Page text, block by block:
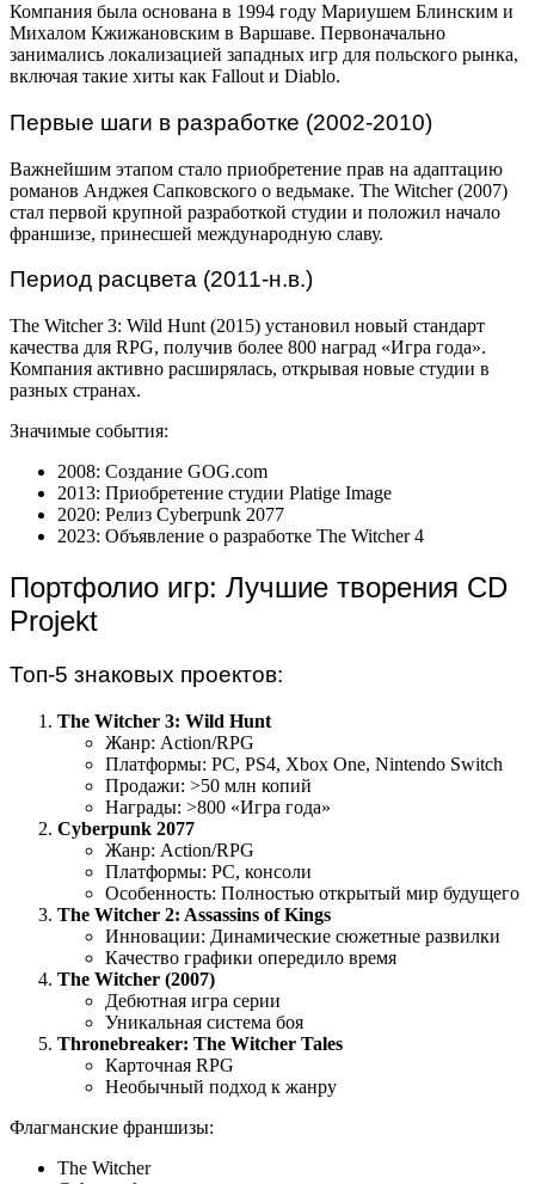
Компания была основана в 1994 году Мариушем Блинским и
Михалом Кжижановским в Варшаве. Первоначально
занимались локализацией западных игр для польского рынка,
включая такие хиты как Fallout и Diablo.
Первые шаги в разработке (2002-2010)
Важнейшим этапом стало приобретение прав на адаптацию
романов Анджея Сапковского о ведьмаке. The Witcher (2007)
стал первой крупной разработкой студии и положил начало
франшизе, принесшей международную славу.
Период расцвета (2011-н.в.)
The Witcher 3: Wild Hunt (2015) установил новый стандарт
качества для RPG, получив более 800 наград «Игра года».
Компания активно расширялась, открывая новые студии в
разных странах.
Значимые события:
2008: Создание GOG.com
2013: Приобретение студии Platige Image
2020: Релиз Cyberpunk 2077
2023: Объявление о разработке The Witcher 4
Портфолио игр: Лучшие творения CD
Projekt
Топ-5 знаковых проектов:
The Witcher 3: Wild Hunt
Жанр: Action/RPG
Платформы: PC, PS4, Xbox One, Nintendo Switch
Продажи: >50 млн копий
Награды: >800 «Игра года»
Cyberpunk 2077
Жанр: Action/RPG
Платформы: PC, консоли
Особенность: Полностью открытый мир будущего
The Witcher 2: Assassins of Kings
Инновации: Динамические сюжетные развилки
Качество графики опередило время
The Witcher (2007)
Дебютная игра серии
Уникальная система боя
Thronebreaker: The Witcher Tales
Карточная RPG
Необычный подход к жанру
Флагманские франшизы:
The Witcher